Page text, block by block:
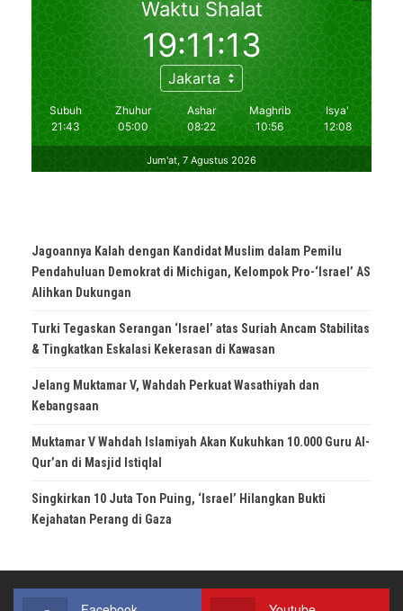
Jagoannya Kalah dengan Kandidat Muslim dalam Pemilu
Pendahuluan Demokrat di Michigan, Kelompok Pro-‘Israel’ AS
Alihkan Dukungan
Turki Tegaskan Serangan ‘Israel’ atas Suriah Ancam Stabilitas
& Tingkatkan Eskalasi Kekerasan di Kawasan
Jelang Muktamar V, Wahdah Perkuat Wasathiyah dan
Kebangsaan
Muktamar V Wahdah Islamiyah Akan Kukuhkan 10.000 Guru Al-
Qur’an di Masjid Istiqlal
Singkirkan 10 Juta Ton Puing, ‘Israel’ Hilangkan Bukti
Kejahatan Perang di Gaza